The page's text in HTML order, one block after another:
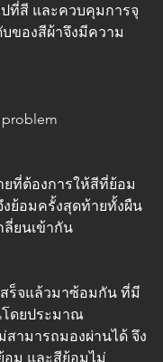
ที่สี และควบคุมการจุ
ของสีผ้าจึงมีความ
ที่ต้องการให้สีที่ย้อม
งย้อมครั้งสุดท้ายทั้งผืน
ลี่ยนเข้ากัน
ร็จแล้วมาซ้อมกัน ที่มี
โดยประมาณ
สามารถมองผ่านได้ จึง
ม และสีย้อมไม่